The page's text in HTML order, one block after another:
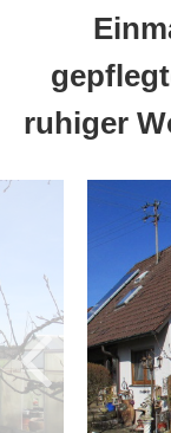
ruhiger